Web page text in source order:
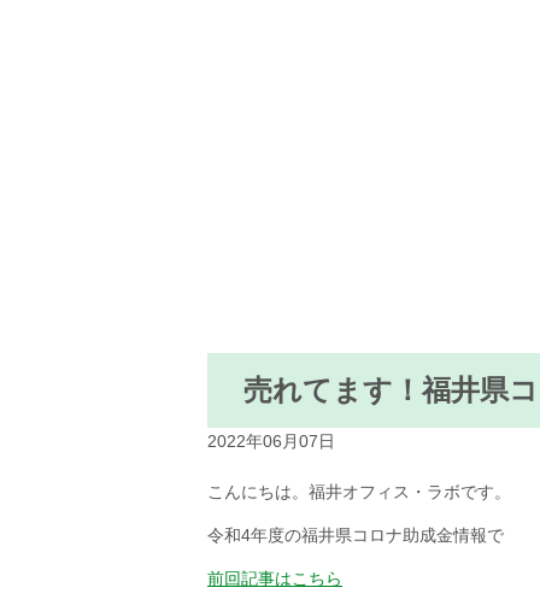
売れてます！福井県
2022年06月07日
こんにちは。福井オフィス・ラボです。
令和4年度の福井県コロナ助成金情報で
前回記事はこちら